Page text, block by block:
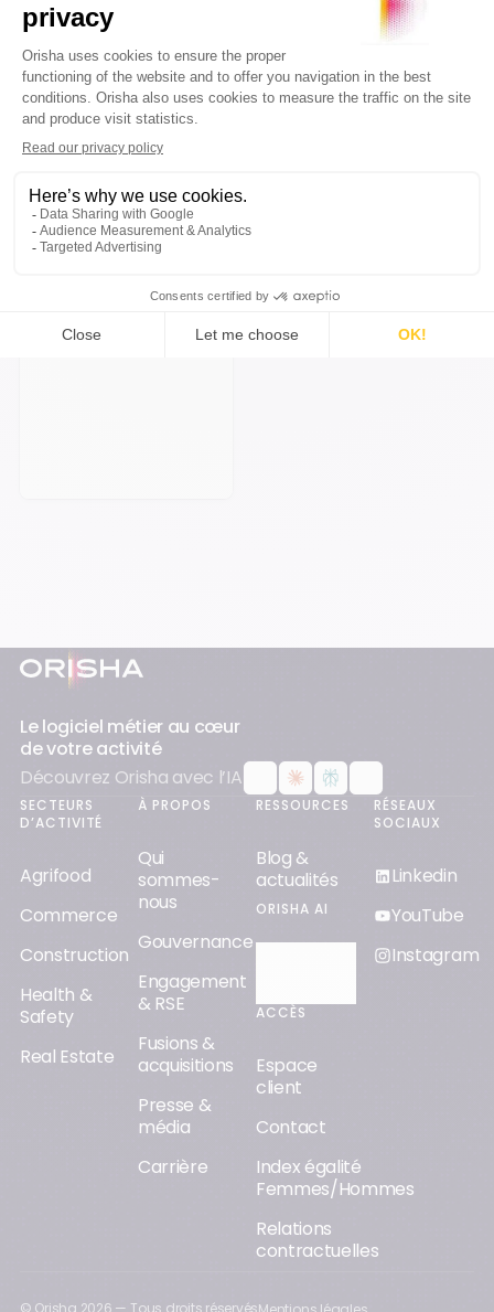
VOTRE PROCHAIN CAP COMMENCE ICI.
Orisha accompagne les entreprises qui
Pied-de-page
Le logiciel métier au cœur
de votre activité
Découvrez Orisha avec l’IA
SECTEURS
D’ACTIVITÉ
Agrifood
Commerce
Construction
Health &
Safety
Real Estate
À PROPOS
Qui
sommes-
nous
Gouvernance
Engagement
& RSE
Fusions &
acquisitions
Presse &
média
Carrière
RESSOURCES
Blog &
actualités
ORISHA AI
ACCÈS
Espace
client
Contact
Index égalité
Femmes/Hommes
Relations
contractuelles
RÉSEAUX
SOCIAUX
Linkedin
YouTube
Instagram